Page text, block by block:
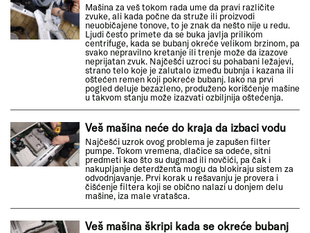
Mašina za veš tokom rada ume da pravi različite
zvuke, ali kada počne da struže ili proizvodi
neuobičajene tonove, to je znak da nešto nije u redu.
Ljudi često primete da se buka javlja prilikom
centrifuge, kada se bubanj okreće velikom brzinom, pa
svako nepravilno kretanje ili trenje može da izazove
neprijatan zvuk. Najčešći uzroci su pohabani ležajevi,
strano telo koje je zalutalo između bubnja i kazana ili
oštećen remen koji pokreće bubanj. Iako na prvi
pogled deluje bezazleno, produženo korišćenje mašine
u takvom stanju može izazvati ozbiljnija oštećenja.
Veš mašina neće do kraja da izbaci vodu
Najčešći uzrok ovog problema je zapušen filter
pumpe. Tokom vremena, dlačice sa odeće, sitni
predmeti kao što su dugmad ili novčići, pa čak i
nakupljanje deterdženta mogu da blokiraju sistem za
odvodnjavanje. Prvi korak u rešavanju je provera i
čišćenje filtera koji se obično nalazi u donjem delu
mašine, iza male vratašca.
Veš mašina škripi kada se okreće bubanj